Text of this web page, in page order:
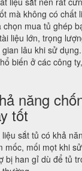
mà không có chất
chọn mua tủ ghép
liệu lớn, trọng
lâu khi sử
biến ở các công
năng
tốt
sắt tủ có khả
mốc, mối mọt khi
bị han gỉ dù để tủ